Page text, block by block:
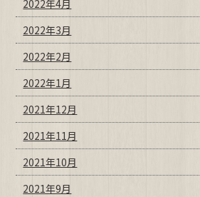
2022年4月
2022年3月
2022年2月
2022年1月
2021年12月
2021年11月
2021年10月
2021年9月